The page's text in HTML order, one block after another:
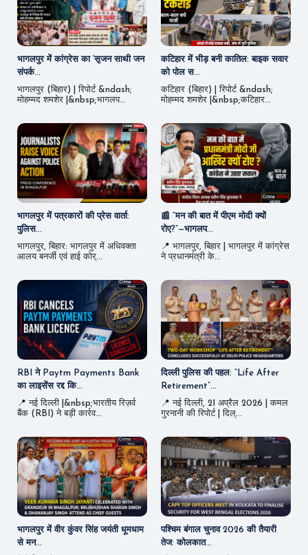
भागलपुर में कांग्रेस का ‘सृजन साथी जन
संपर्क...
भागलपुर (बिहार) | रिपोर्ट &ndash;
मोहम्मद शमशेर |&nbsp;भागलप...
कटिहार में भीड़ बनी कातिल: बाइक सवार
को पोल स...
कटिहार (बिहार) | रिपोर्ट &ndash;
मोहम्मद शमशेर |&nbsp;कटिहार...
भागलपुर में पत्रकारों की प्रेस वार्ता:
पुलिस...
भागलपुर, बिहार: भागलपुर में अधिवक्ता
आलय बनर्जी एवं हाई कोर्...
📰 “मन की बात में पीएम मोदी क्यों
रोए?”—भागलप...
📍 भागलपुर, बिहार | भागलपुर में कांग्रेस
ने प्रधानमंत्री के...
RBI ने Paytm Payments Bank
का लाइसेंस रद्द कि...
📍 नई दिल्ली |&nbsp;भारतीय रिज़र्व
बैंक (RBI) ने बड़ी कार्रव...
दिल्ली पुलिस की पहल: “Life After
Retirement”...
📍 नई दिल्ली, 21 अप्रैल 2026 | कमल
गुरनानी की रिपोर्ट | दिल्...
भागलपुर में वीर कुंवर सिंह जयंती धूमधाम
से मन...
पश्चिम बंगाल चुनाव 2026 की तैयारी
तेज: कोलकात...